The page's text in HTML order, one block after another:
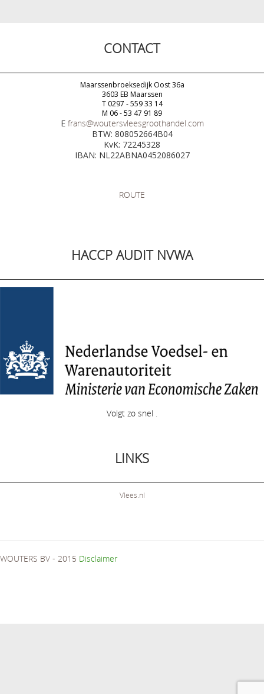
CONTACT
Maarssenbroeksedijk Oost 36a
3603 EB Maarssen
T 0297 - 559 33 14
M 06 - 53 47 91 89
E frans@woutersvleesgroothandel.com
BTW: 808052664B04
KvK: 72245328
IBAN: NL22ABNA0452086027
ROUTE
HACCP AUDIT NVWA
Volgt zo snel .
LINKS
Vlees.nl
WOUTERS BV - 2015 Disclaimer